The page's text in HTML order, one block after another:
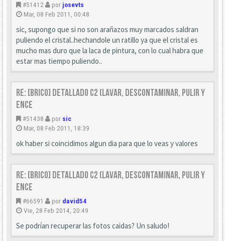
#51412 por josevts
Mar, 08 Feb 2011, 00:48
sic, supongo que si no son arañazos muy marcados saldran
puliendo el cristal..hechandole un ratillo ya que el cristal es
mucho mas duro que la laca de pintura, con lo cual habra que
estar mas tiempo puliendo..
Re: [Brico] Detallado C2 (Lavar, descontaminar, pulir y
ence
#51438 por sic
Mar, 08 Feb 2011, 18:39
ok haber si coincidimos algun dia para que lo veas y valores
Re: [Brico] Detallado C2 (Lavar, descontaminar, pulir y
ence
#66591 por david54
Vie, 28 Feb 2014, 20:49
Se podrían recuperar las fotos caidas? Un saludo!